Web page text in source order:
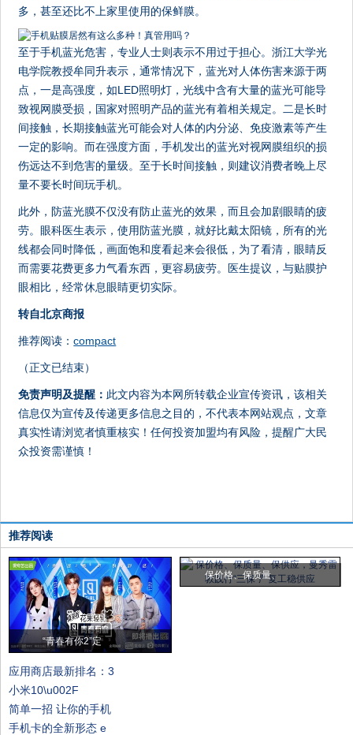
多，甚至还比不上家里使用的保鲜膜。
至于手机蓝光危害，专业人士则表示不用过于担心。浙江大学光
电学院教授牟同升表示，通常情况下，蓝光对人体伤害来源于两
点，一是高强度，如LED照明灯，光线中含有大量的蓝光可能导
致视网膜受损，国家对照明产品的蓝光有着相关规定。二是长时
间接触，长期接触蓝光可能会对人体的内分泌、免疫激素等产生
一定的影响。而在强度方面，手机发出的蓝光对视网膜组织的损
伤远达不到危害的量级。至于长时间接触，则建议消费者晚上尽
量不要长时间玩手机。
此外，防蓝光膜不仅没有防止蓝光的效果，而且会加剧眼睛的疲
劳。眼科医生表示，使用防蓝光膜，就好比戴太阳镜，所有的光
线都会同时降低，画面饱和度看起来会很低，为了看清，眼睛反
而需要花费更多力气看东西，更容易疲劳。医生提议，与贴膜护
眼相比，经常休息眼睛更切实际。
转自北京商报
推荐阅读：compact
（正文已结束）
免责声明及提醒： 此文内容为本网所转载企业宣传资讯，该相关
信息仅为宣传及传递更多信息之目的，不代表本网站观点，文章
真实性请浏览者慎重核实！任何投资加盟均有风险，提醒广大民
众投资需谨慎！
推荐阅读
“青春有你2”定
保价格、保质量、
应用商店最新排名：3
小米10\u002F
简单一招 让你的手机
手机卡的全新形态 e